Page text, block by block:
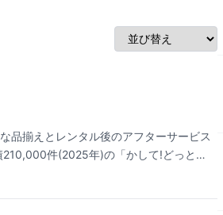
品揃えとレンタル後のアフターサービス
件(2025年)の「かして!どっとこ